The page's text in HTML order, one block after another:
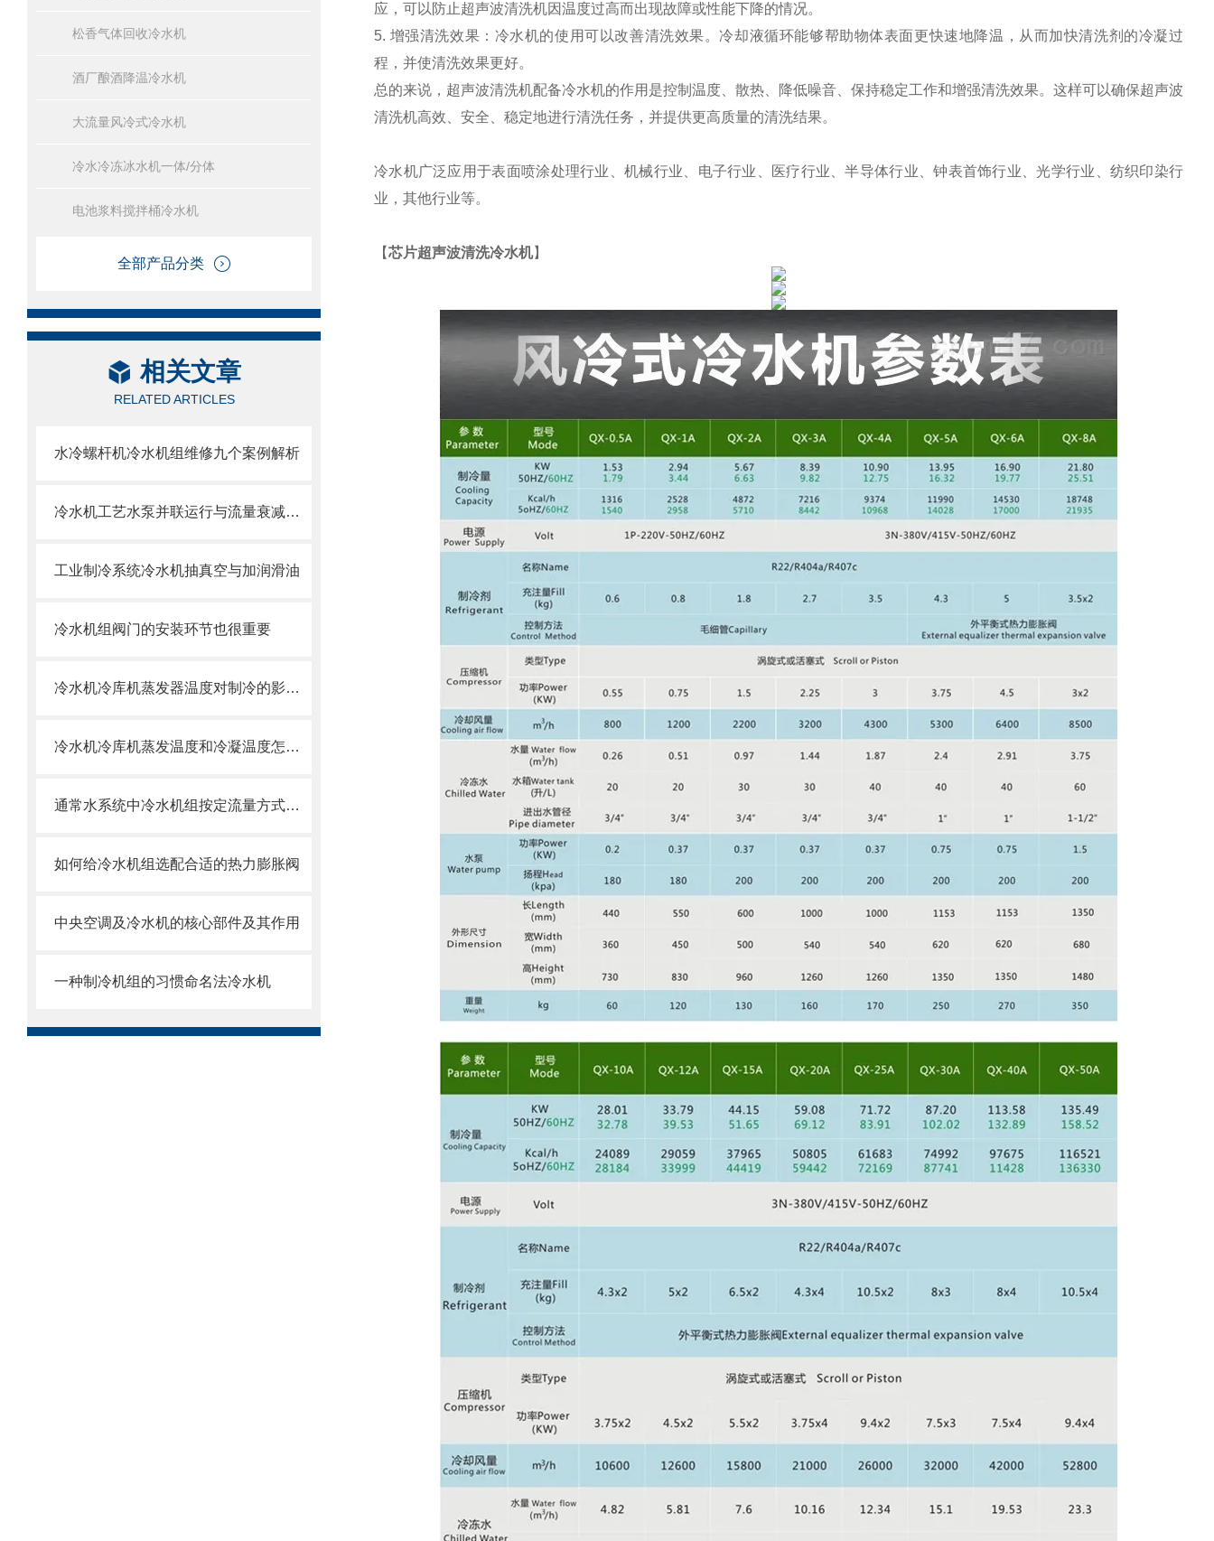
松香气体回收冷水机
酒厂酿酒降温冷水机
大流量风冷式冷水机
冷水冷冻冰水机一体/分体
电池浆料搅拌桶冷水机
全部产品分类
相关文章
RELATED ARTICLES
水冷螺杆机冷水机组维修九个案例解析
冷水机工艺水泵并联运行与流量衰减问题
工业制冷系统冷水机抽真空与加润滑油
冷水机组阀门的安装环节也很重要
冷水机冷库机蒸发器温度对制冷的影响与调节
冷水机冷库机蒸发温度和冷凝温度怎么确定
通常水系统中冷水机组按定流量方式运行
如何给冷水机组选配合适的热力膨胀阀
中央空调及冷水机的核心部件及其作用
一种制冷机组的习惯命名法冷水机
应，可以防止超声波清洗机因温度过高而出现故障或性能下降的情况。
5. 增强清洗效果：冷水机的使用可以改善清洗效果。冷却液循环能够帮助物体表面更快速地降温，从而加快清洗剂的冷凝过
程，并使清洗效果更好。
总的来说，超声波清洗机配备冷水机的作用是控制温度、散热、降低噪音、保持稳定工作和增强清洗效果。这样可以确保超声波
清洗机高效、安全、稳定地进行清洗任务，并提供更高质量的清洗结果。
冷水机广泛应用于表面喷涂处理行业、机械行业、电子行业、医疗行业、半导体行业、钟表首饰行业、光学行业、纺织印染行
业，其他行业等。
【芯片超声波清洗冷水机】